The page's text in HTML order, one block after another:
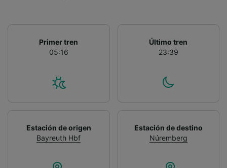
Primer tren
05:16
Último tren
23:39
Estación de origen
Bayreuth Hbf
Estación de destino
Núremberg